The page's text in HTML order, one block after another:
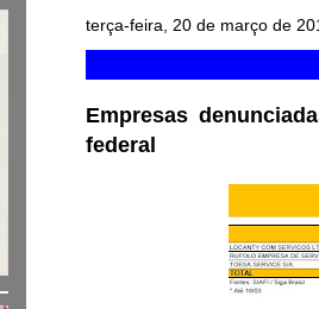
terça-feira, 20 de março de
Empresas
federal